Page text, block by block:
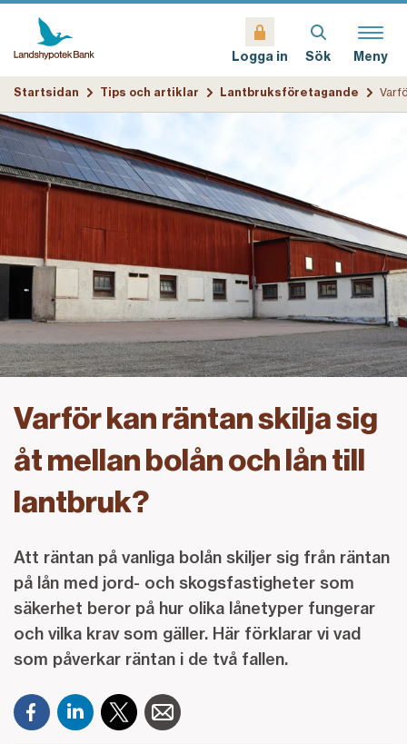
Logga in Sök Meny
Startsidan Tips och artiklar Lantbruksföretagande
Varför kan räntan skilja sig
åt mellan bolån och lån till
lantbruk?
Att räntan på vanliga bolån skiljer sig från räntan
på lån med jord- och skogsfastigheter som
säkerhet beror på hur olika lånetyper fungerar
och vilka krav som gäller. Här förklarar vi vad
som påverkar räntan i de två fallen.